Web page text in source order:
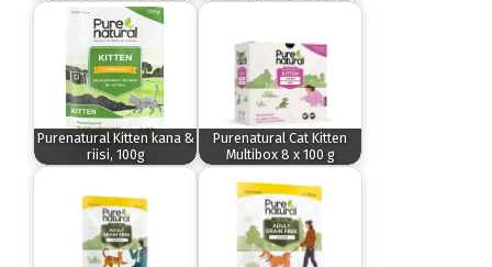
Purenatural Kitten kana &
riisi, 100g
Purenatural Cat Kitten
Multibox 8 x 100 g